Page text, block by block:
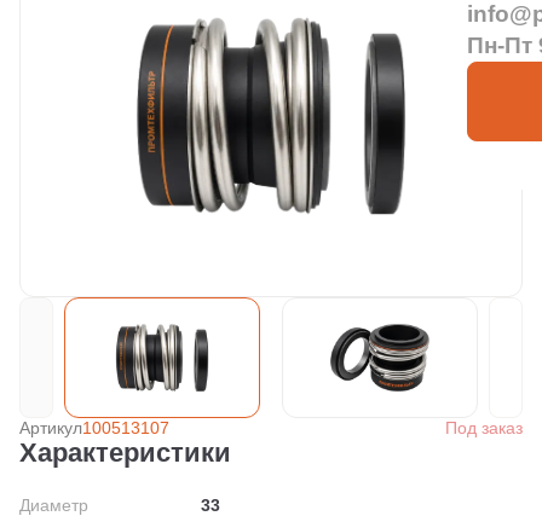
Артикул100513107 Под заказ
Характеристики
Диаметр 33
Пн-Пт